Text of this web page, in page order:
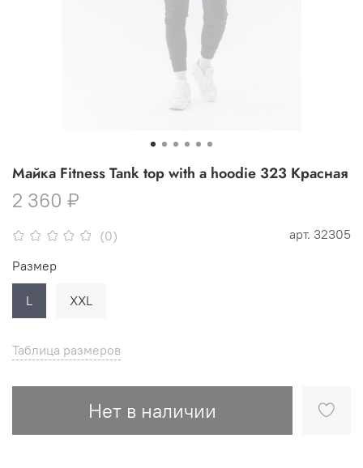
(0) арт. 32305
Майка Fitness Tank top with a hoodie 323 Красная
2 360 ₽
Таблица размеров
Нет в наличии
Размер
L XXL